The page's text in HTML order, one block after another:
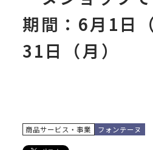
期間：6月1日
31日（月）
商品サービス・事業 フォンテーヌ